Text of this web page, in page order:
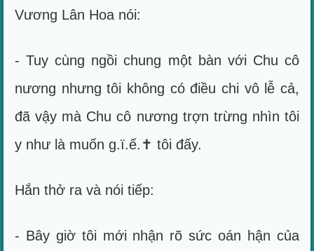
Vương Lân Hoa nói:
- Tuy cùng ngồi chung một bàn với Chu cô
nương nhưng tôi không có điều chi vô lễ cả,
đã vậy mà Chu cô nương trợn trừng nhìn tôi
y như là muốn g.ï.ế.✝ tôi đấy.
Hắn thở ra và nói tiếp:
- Bây giờ tôi mới nhận rõ sức oán hận của